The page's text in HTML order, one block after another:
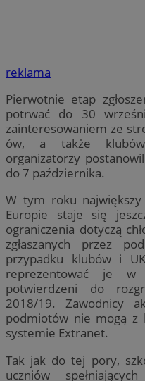
reklama
Pierwotnie etap
potrwać do 30
zainteresowaniem ze
ów, a także
organizatorzy
do 7 października.
W tym roku
Europie staje się
ograniczenia dotyczą
zgłaszanych przez
przypadku klubów i
reprezentować je
potwierdzeni do
2018/19. Zawodnicy
podmiotów nie mogą z
systemie Extranet.
Tak jak do tej pory,
uczniów